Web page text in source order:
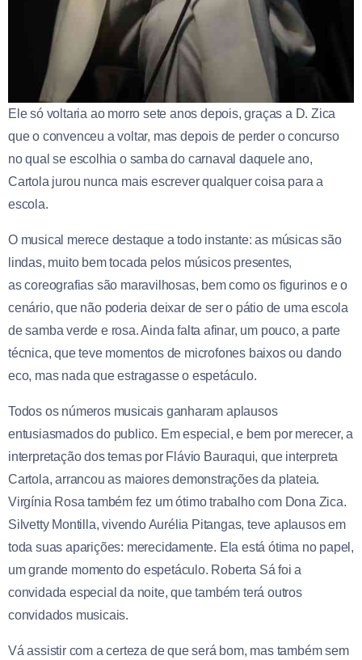
Ele só voltaria ao morro sete anos depois, graças a D. Zica
que o convenceu a voltar, mas depois de perder o concurso
no qual se escolhia o samba do carnaval daquele ano,
Cartola jurou nunca mais escrever qualquer coisa para a
escola.
O musical merece destaque a todo instante: as músicas são
lindas, muito bem tocada pelos músicos presentes,
as coreografias são maravilhosas, bem como os figurinos e o
cenário, que não poderia deixar de ser o pátio de uma escola
de samba verde e rosa. Ainda falta afinar, um pouco, a parte
técnica, que teve momentos de microfones baixos ou dando
eco, mas nada que estragasse o espetáculo.
Todos os números musicais ganharam aplausos
entusiasmados do publico. Em especial, e bem por merecer, a
interpretação dos temas por Flávio Bauraqui, que interpreta
Cartola, arrancou as maiores demonstrações da plateia.
Virgínia Rosa também fez um ótimo trabalho com Dona Zica.
Silvetty Montilla, vivendo Aurélia Pitangas, teve aplausos em
toda suas aparições: merecidamente. Ela está ótima no papel,
um grande momento do espetáculo. Roberta Sá foi a
convidada especial da noite, que também terá outros
convidados musicais.
Vá assistir com a certeza de que será bom, mas também sem